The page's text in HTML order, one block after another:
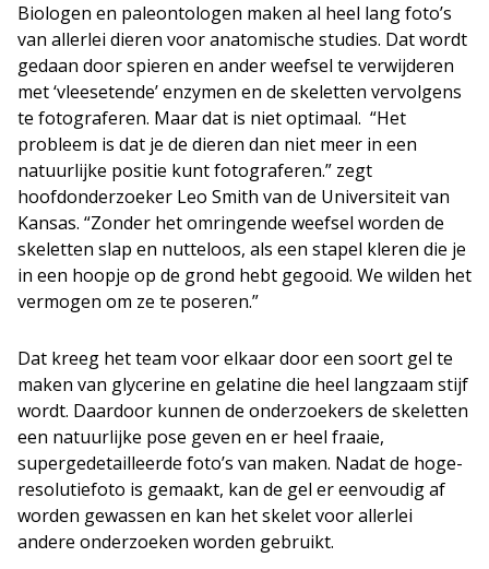
Biologen en paleontologen maken al heel lang foto’s
van allerlei dieren voor anatomische studies. Dat wordt
gedaan door spieren en ander weefsel te verwijderen
met ‘vleesetende’ enzymen en de skeletten vervolgens
te fotograferen. Maar dat is niet optimaal. “Het
probleem is dat je de dieren dan niet meer in een
natuurlijke positie kunt fotograferen.” zegt
hoofdonderzoeker Leo Smith van de Universiteit van
Kansas. “Zonder het omringende weefsel worden de
skeletten slap en nutteloos, als een stapel kleren die je
in een hoopje op de grond hebt gegooid. We wilden het
vermogen om ze te poseren.”
Dat kreeg het team voor elkaar door een soort gel te
maken van glycerine en gelatine die heel langzaam stijf
wordt. Daardoor kunnen de onderzoekers de skeletten
een natuurlijke pose geven en er heel fraaie,
supergedetailleerde foto’s van maken. Nadat de hoge-
resolutiefoto is gemaakt, kan de gel er eenvoudig af
worden gewassen en kan het skelet voor allerlei
andere onderzoeken worden gebruikt.